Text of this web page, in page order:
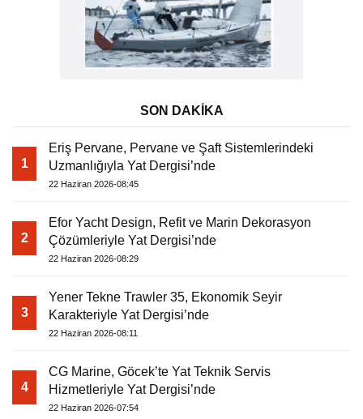
SON DAKİKA
1
Eriş Pervane, Pervane ve Şaft Sistemlerindeki
Uzmanlığıyla Yat Dergisi’nde
22 Haziran 2026-08:45
2
Efor Yacht Design, Refit ve Marin Dekorasyon
Çözümleriyle Yat Dergisi’nde
22 Haziran 2026-08:29
3
Yener Tekne Trawler 35, Ekonomik Seyir
Karakteriyle Yat Dergisi’nde
22 Haziran 2026-08:11
4
CG Marine, Göcek’te Yat Teknik Servis
Hizmetleriyle Yat Dergisi’nde
22 Haziran 2026-07:54